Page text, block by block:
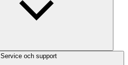
Service och support